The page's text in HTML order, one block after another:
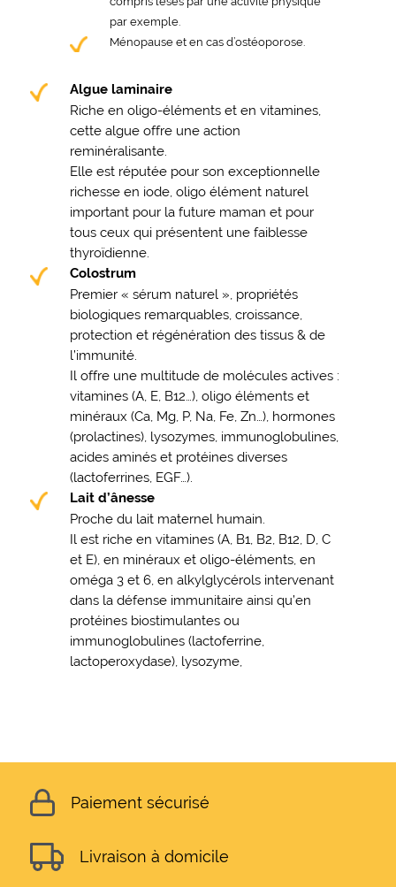
par exemple.
Ménopause et en cas d’ostéoporose.
Algue laminaire
Riche en oligo-éléments et en vitamines,
cette algue offre une action
reminéralisante.
Elle est réputée pour son exceptionnelle
richesse en iode, oligo élément naturel
important pour la future maman et pour
tous ceux qui présentent une faiblesse
thyroïdienne.
Colostrum
Premier « sérum naturel », propriétés
biologiques remarquables, croissance,
protection et régénération des tissus & de
l’immunité.
Il offre une multitude de molécules actives :
vitamines (A, E, B12…), oligo éléments et
minéraux (Ca, Mg, P, Na, Fe, Zn…), hormones
(prolactines), lysozymes, immunoglobulines,
acides aminés et protéines diverses
(lactoferrines, EGF…).
Lait d’ânesse
Proche du lait maternel humain.
Il est riche en vitamines (A, B1, B2, B12, D, C
et E), en minéraux et oligo-éléments, en
oméga 3 et 6, en alkylglycérols intervenant
dans la défense immunitaire ainsi qu’en
protéines biostimulantes ou
immunoglobulines (lactoferrine,
lactoperoxydase), lysozyme,
Paiement sécurisé
Livraison à domicile